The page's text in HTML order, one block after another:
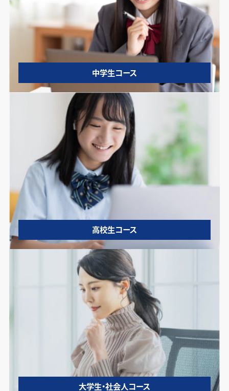
中学生コース
高校生コース
大学生・社会人コース